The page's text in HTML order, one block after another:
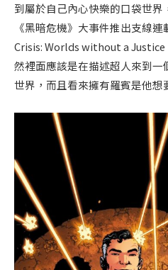
到屬於自己內心快樂的口袋世界
《黑暗危機》大事件推出支線
Crisis: Worlds without a
然裡面應該是在描述超人來到
世界，而且看來擁有羅賓是他想